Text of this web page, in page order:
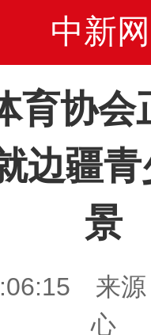
中新网
育协会
边疆
景
来源
心